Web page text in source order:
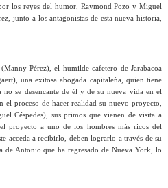
los reyes del humor, Raymond Pozo y Miguel
junto a los antagonistas de esta nueva historia,
Pérez), el humilde cafetero de Jarabacoa
una exitosa abogada capitaleña, quien tiene
se desencante de él y de su nueva vida en el
proceso de hacer realidad su nuevo proyecto,
Céspedes), sus primos que vienen de visita a
proyecto a uno de los hombres más ricos del
acceda a recibirlo, deben lograrlo a través de su
Antonio que ha regresado de Nueva York, lo